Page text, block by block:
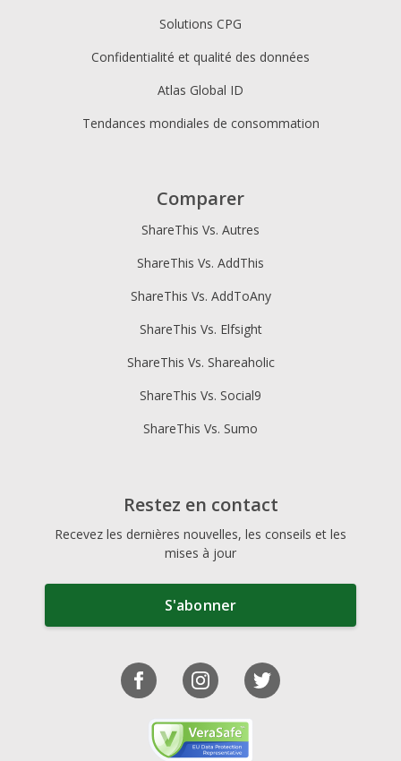
Solutions CPG
Confidentialité et qualité des données
Atlas Global ID
Tendances mondiales de consommation
Comparer
ShareThis Vs. Autres
ShareThis Vs. AddThis
ShareThis Vs. AddToAny
ShareThis Vs. Elfsight
ShareThis Vs. Shareaholic
ShareThis Vs. Social9
ShareThis Vs. Sumo
Restez en contact
Recevez les dernières nouvelles, les conseils et les
mises à jour
S'abonner